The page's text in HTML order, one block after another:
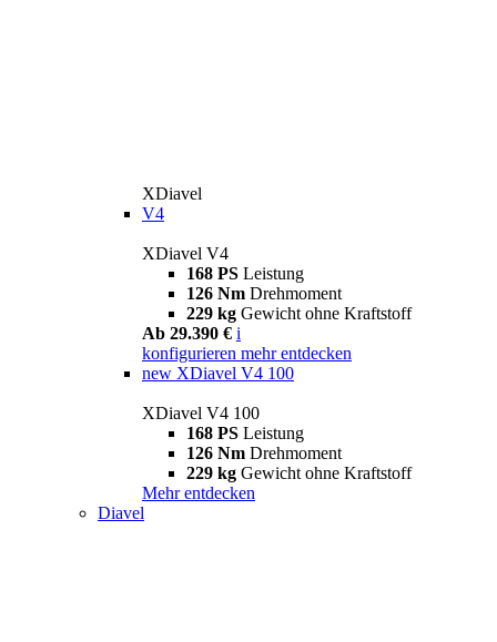
XDiavel
V4
XDiavel V4
168 PS Leistung
126 Nm Drehmoment
229 kg Gewicht ohne Kraftstoff
Ab 29.390 € i
konfigurieren mehr entdecken
new XDiavel V4 100
XDiavel V4 100
168 PS Leistung
126 Nm Drehmoment
229 kg Gewicht ohne Kraftstoff
Mehr entdecken
Diavel